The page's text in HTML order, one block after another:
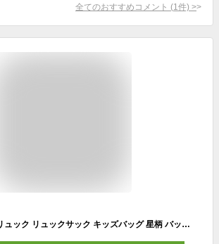
全てのおすすめコメント (1 件) >
[Bansusu] 学生用リュック リュックサック キッズバッグ 星柄 バックパック デイパック おしゃれ 軽量 アウトドア 子供 男の子 女の子 男女兼用 通学 遠足 登山 旅行 小学生 中学生 (S, イエロー)